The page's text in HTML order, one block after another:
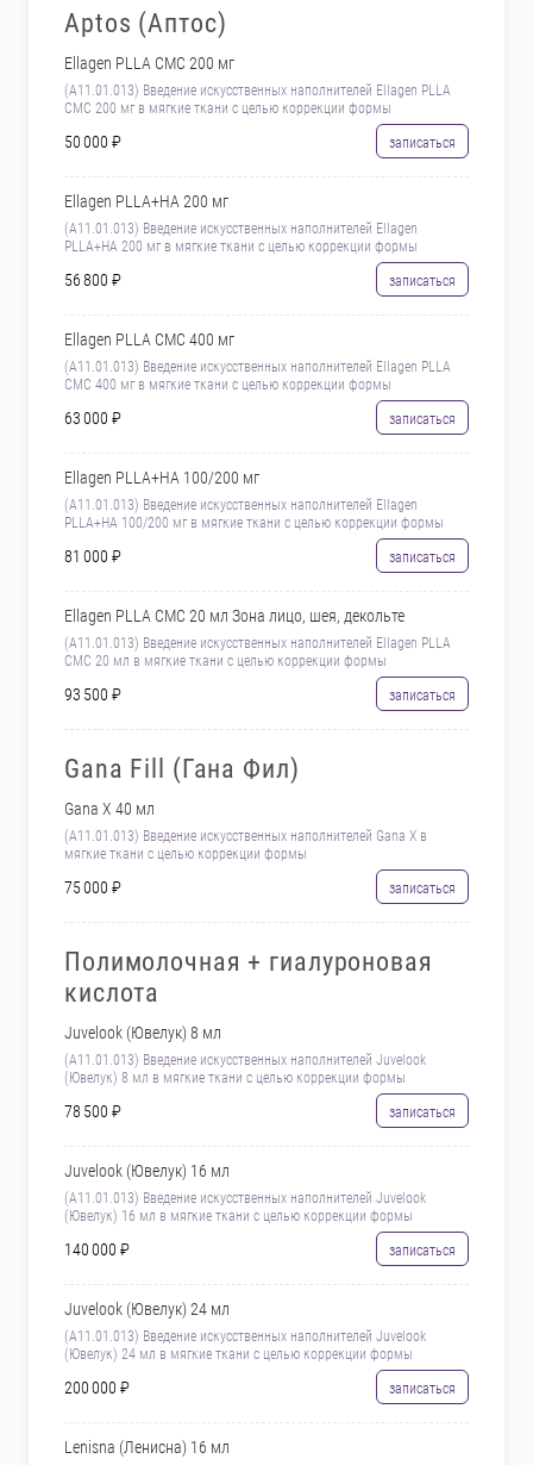
Aptos (Аптос)
Ellagen PLLA CMC 200 мг
(А11.01.013) Введение искусственных наполнителей Ellagen PLLA
CMC 200 мг в мягкие ткани с целью коррекции формы
50 000 ₽ записаться
Ellagen PLLA+HA 200 мг
(А11.01.013) Введение искусственных наполнителей Ellagen
PLLA+HA 200 мг в мягкие ткани с целью коррекции формы
56 800 ₽ записаться
Ellagen PLLA CMC 400 мг
(А11.01.013) Введение искусственных наполнителей Ellagen PLLA
CMC 400 мг в мягкие ткани с целью коррекции формы
63 000 ₽ записаться
Ellagen PLLA+HA 100/200 мг
(А11.01.013) Введение искусственных наполнителей Ellagen
PLLA+HA 100/200 мг в мягкие ткани с целью коррекции формы
81 000 ₽ записаться
Ellagen PLLA CMC 20 мл Зона лицо, шея, декольте
(А11.01.013) Введение искусственных наполнителей Ellagen PLLA
CMC 20 мл в мягкие ткани с целью коррекции формы
93 500 ₽ записаться
Gana Fill (Гана Фил)
Gana X 40 мл
(А11.01.013) Введение искусственных наполнителей Gana X в
мягкие ткани с целью коррекции формы
75 000 ₽ записаться
Полимолочная + гиалуроновая
кислота
Juvelook (Ювелук) 8 мл
(А11.01.013) Введение искусственных наполнителей Juvelook
(Ювелук) 8 мл в мягкие ткани с целью коррекции формы
78 500 ₽ записаться
Juvelook (Ювелук) 16 мл
(А11.01.013) Введение искусственных наполнителей Juvelook
(Ювелук) 16 мл в мягкие ткани с целью коррекции формы
140 000 ₽ записаться
Juvelook (Ювелук) 24 мл
(А11.01.013) Введение искусственных наполнителей Juvelook
(Ювелук) 24 мл в мягкие ткани с целью коррекции формы
200 000 ₽ записаться
Lenisna (Ленисна) 16 мл